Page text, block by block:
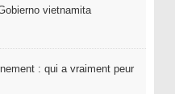
vietnamita
: qui a vraiment peur